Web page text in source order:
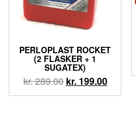
PERLOPLAST ROCKET
(2 FLASKER + 1
SUGATEX)
kr.289.00 kr.199.00